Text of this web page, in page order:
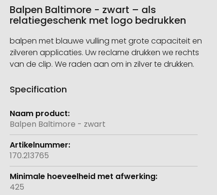
Balpen Baltimore - zwart – als
relatiegeschenk met logo bedrukken
balpen met blauwe vulling met grote capaciteit en
zilveren applicaties. Uw reclame drukken we rechts
van de clip. We raden aan om in zilver te drukken.
Specification
Meer
informatie
Balpen Baltimore - zwart
170.213765
425